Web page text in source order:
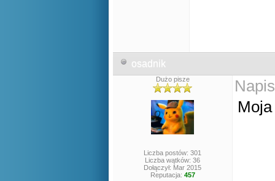
osadnik
Dużo pisze
Liczba postów: 301
Liczba wątków: 36
Dołączył: Mar 2015
Reputacja: 457